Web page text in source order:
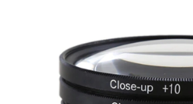
5
gwiazdek.